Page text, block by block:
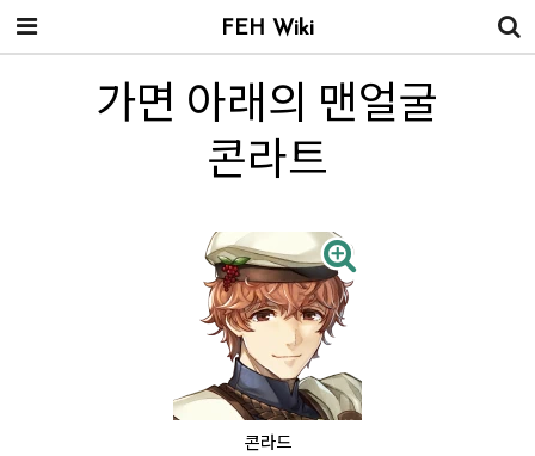
가면 아래의 맨얼굴
콘라트
콘라드
FEH Wiki